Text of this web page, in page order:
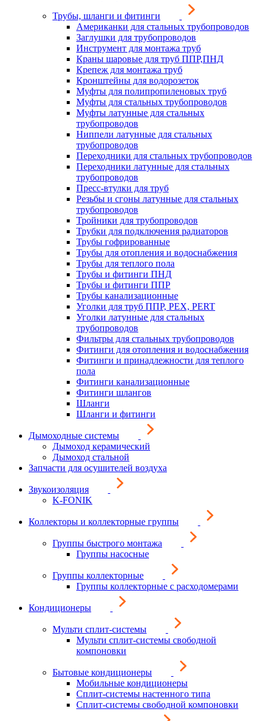
Трубы, шланги и фитинги
Американки для стальных трубопроводов
Заглушки для трубопроводов
Инструмент для монтажа труб
Краны шаровые для труб ППР,ПНД
Крепеж для монтажа труб
Кронштейны для водорозеток
Муфты для полипропиленовых труб
Муфты для стальных трубопроводов
Муфты латунные для стальных
трубопроводов
Ниппели латунные для стальных
трубопроводов
Переходники для стальных трубопроводов
Переходники латунные для стальных
трубопроводов
Пресс-втулки для труб
Резьбы и сгоны латунные для стальных
трубопроводов
Тройники для трубопроводов
Трубки для подключения радиаторов
Трубы гофрированные
Трубы для отопления и водоснабжения
Трубы для теплого пола
Трубы и фитинги ПНД
Трубы и фитинги ППР
Трубы канализационные
Уголки для труб ППР, PEX, PERT
Уголки латунные для стальных
трубопроводов
Фильтры для стальных трубопроводов
Фитинги для отопления и водоснабжения
Фитинги и принадлежности для теплого
пола
Фитинги канализационные
Фитинги шлангов
Шланги
Шланги и фитинги
Дымоходные системы
Дымоход керамический
Дымоход стальной
Запчасти для осушителей воздуха
Звукоизоляция
K-FONIK
Коллекторы и коллекторные группы
Группы быстрого монтажа
Группы насосные
Группы коллекторные
Группы коллекторные с расходомерами
Кондиционеры
Мульти сплит-системы
Мульти сплит-системы свободной
компоновки
Бытовые кондиционеры
Мобильные кондиционеры
Сплит-системы настенного типа
Сплит-системы свободной компоновки